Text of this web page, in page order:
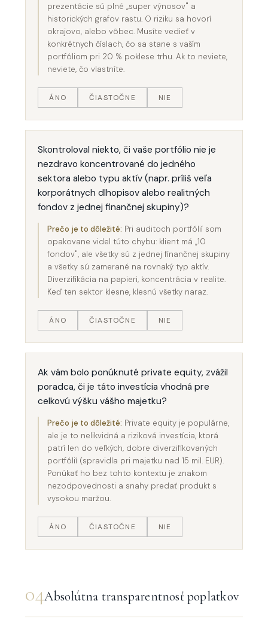
prezentácie sú plné „super výnosov" a
historických grafov rastu. O riziku sa hovorí
okrajovo, alebo vôbec. Musíte vedieť v
konkrétnych číslach, čo sa stane s vaším
portfóliom pri 20 % poklese trhu. Ak to neviete,
neviete, čo vlastníte.
ÁNO ČIASTOČNE NIE
Skontroloval niekto, či vaše portfólio nie je
nezdravo koncentrované do jedného
sektora alebo typu aktív (napr. príliš veľa
korporátnych dlhopisov alebo realitných
fondov z jednej finančnej skupiny)?
Prečo je to dôležité: Pri auditoch portfólií som
opakovane videl túto chybu: klient má „10
fondov", ale všetky sú z jednej finančnej skupiny
a všetky sú zamerané na rovnaký typ aktív.
Diverzifikácia na papieri, koncentrácia v realite.
Keď ten sektor klesne, klesnú všetky naraz.
ÁNO ČIASTOČNE NIE
Ak vám bolo ponúknuté private equity, zvážil
poradca, či je táto investícia vhodná pre
celkovú výšku vášho majetku?
Prečo je to dôležité: Private equity je populárne,
ale je to nelikvidná a riziková investícia, ktorá
patrí len do veľkých, dobre diverzifikovaných
portfólií (spravidla pri majetku nad 15 mil. EUR).
Ponúkať ho bez tohto kontextu je znakom
nezodpovednosti a snahy predať produkt s
vysokou maržou.
ÁNO ČIASTOČNE NIE
04Absolútna transparentnosť poplatkov